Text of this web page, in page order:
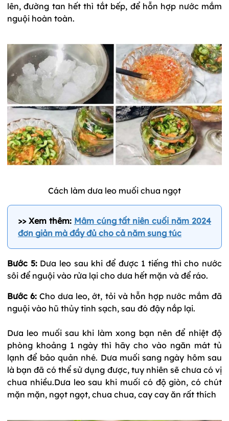
lên, đường tan hết thì tắt bếp, để hỗn hợp nước mắm
nguội hoàn toàn.
Cách làm dưa leo muối chua ngọt
>> Xem thêm: Mâm cúng tất niên cuối năm 2024
đơn giản mà đầy đủ cho cả năm sung túc
Bước 5:Dưa leo sau khi để được 1 tiếng thì cho nước
sôi để nguội vào rửa lại cho dưa hết mặn và để ráo.
Bước 6: Cho dưa leo, ớt, tỏi và hỗn hợp nước mắm đã
nguội vào hũ thủy tinh sạch, sau đó đậy nắp lại.
Dưa leo muối sau khi làm xong bạn nên để nhiệt độ
phòng khoảng 1 ngày thì hãy cho vào ngăn mát tủ
lạnh để bảo quản nhé. Dưa muối sang ngày hôm sau
là bạn đã có thể sử dụng được, tuy nhiên sẽ chưa có vị
chua nhiều.Dưa leo sau khi muối có độ giòn, có chút
mặn mặn, ngọt ngọt, chua chua, cay cay ăn rất thích